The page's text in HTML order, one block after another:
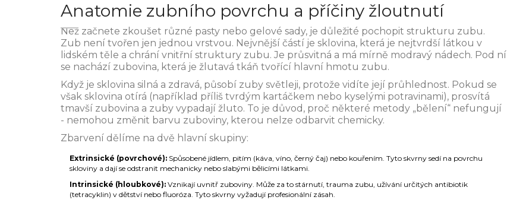
Anatomie zubního povrchu a příčiny žloutnutí
Než začnete zkoušet různé pasty nebo gelové sady, je důležité pochopit strukturu zubu.
Zub není tvořen jen jednou vrstvou. Nejvnější částí je sklovina, která je nejtvrdší látkou v
lidském těle a chrání vnitřní struktury zubu. Je průsvitná a má mírně modravý nádech. Pod ní
se nachází zubovina, která je žlutavá tkáň tvořící hlavní hmotu zubu.
Když je sklovina silná a zdravá, působí zuby světleji, protože vidíte její průhlednost. Pokud se
však sklovina otírá (například příliš tvrdým kartáčkem nebo kyselými potravinami), prosvítá
tmavší zubovina a zuby vypadají žluto. To je důvod, proč některé metody „bělení“ nefungují
- nemohou změnit barvu zuboviny, kterou nelze odbarvit chemicky.
Zbarvení dělíme na dvě hlavní skupiny:
Extrinsické (povrchové): Spůsobené jídlem, pitím (káva, víno, černý čaj) nebo kouřením. Tyto skvrny sedí na povrchu
skloviny a dají se odstranit mechanicky nebo slabými bělicími látkami.
Intrinsické (hloubkové): Vznikají uvnitř zuboviny. Může za to stárnutí, trauma zubu, užívání určitých antibiotik
(tetracyklin) v dětství nebo fluoróza. Tyto skvrny vyžadují profesionální zásah.